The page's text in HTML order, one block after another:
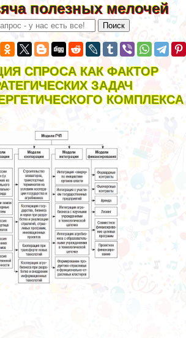
полезных мелочей
СПРОСА КАК ФАКТОР
ЗАДАЧ
КОМПЛЕКСА